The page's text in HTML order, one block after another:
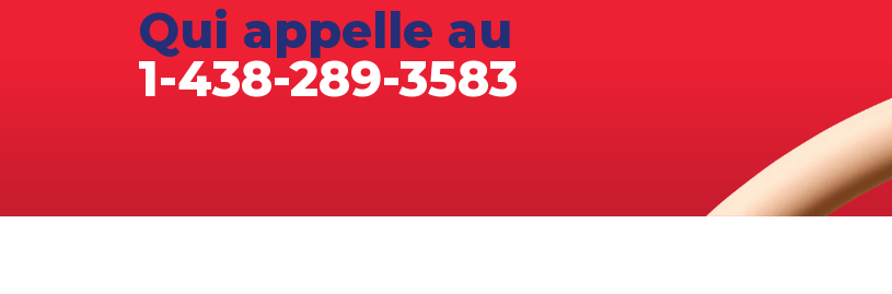
Agriculture
Arriérés en automobile
Biens de succession et décès
Locataire-propriétaire
Transfert de fichiers
Téléversements en vrac
Payez votre facture
Politique de confidentialité
Qui appelle au
1-438-289-3583